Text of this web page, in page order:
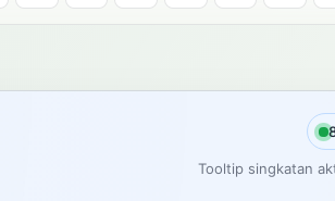
Masukkan kata
Tooltip singkatan